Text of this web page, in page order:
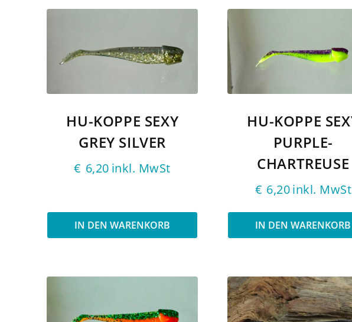
HU-KOPPE SEXY
GREY SILVER
€ 6,20 inkl. MwSt
IN DEN WARENKORB
HU-KOPPE
PURPLE-
CHARTREUSE
€ 6,20inkl. MwSt
IN DEN WARENKORB